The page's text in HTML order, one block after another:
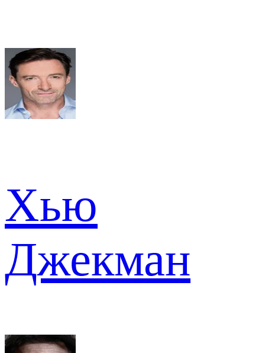
Хью
Джекман